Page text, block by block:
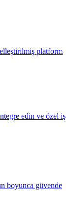
platform
edin ve özel iş
boyunca güvende